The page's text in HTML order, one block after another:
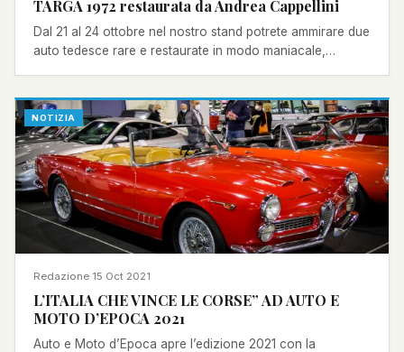
TARGA 1972 restaurata da Andrea Cappellini
Dal 21 al 24 ottobre nel nostro stand potrete ammirare due
auto tedesce rare e restaurate in modo maniacale,
NOTIZIA
Redazione·15 Oct 2021
L’ITALIA CHE VINCE LE CORSE” AD AUTO E
MOTO D’EPOCA 2021
Auto e Moto d’Epoca apre l’edizione 2021 con la